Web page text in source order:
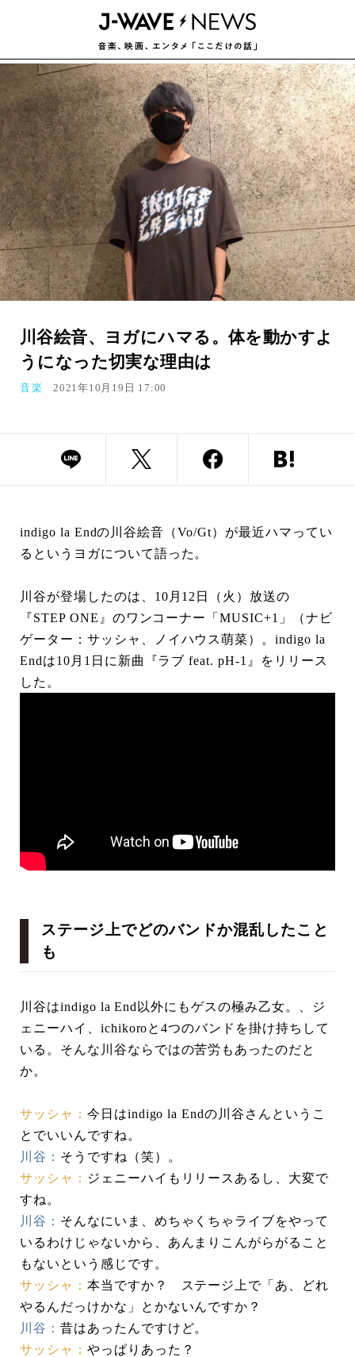
川谷絵音、ヨガにハマる。体を動かすよ
うになった切実な理由は
音楽 2021年10月19日 17:00
indigo la Endの川谷絵音（Vo/Gt）が最近ハマってい
るというヨガについて語った。
川谷が登場したのは、10月12日（火）放送の
『STEP ONE』のワンコーナー「MUSIC+1」（ナビ
ゲーター：サッシャ、ノイハウス萌菜）。indigo la
Endは10月1日に新曲『ラブ feat. pH-1』をリリース
した。
ステージ上でどのバンドか混乱したこと
も
川谷はindigo la End以外にもゲスの極み乙女。、ジ
ェニーハイ、ichikoroと4つのバンドを掛け持ちして
いる。そんな川谷ならではの苦労もあったのだと
か。
サッシャ： 今日はindigo la Endの川谷さんというこ
とでいいんですね。
川谷： そうですね（笑）。
サッシャ： ジェニーハイもリリースあるし、大変で
すね。
川谷： そんなにいま、めちゃくちゃライブをやって
いるわけじゃないから、あんまりこんがらがること
もないという感じです。
サッシャ： 本当ですか？ ステージ上で「あ、どれ
やるんだっけかな」とかないんですか？
川谷： 昔はあったんですけど。
サッシャ： やっぱりあった？